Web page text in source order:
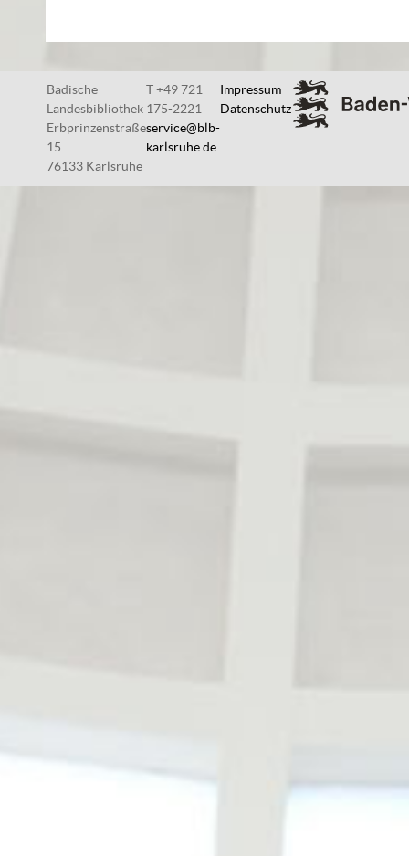
Badische
Landesbibliothek
Erbprinzenstraße
15
76133 Karlsruhe
T +49 721
175-2221
service@blb-
karlsruhe.de
Impressum
Datenschutz